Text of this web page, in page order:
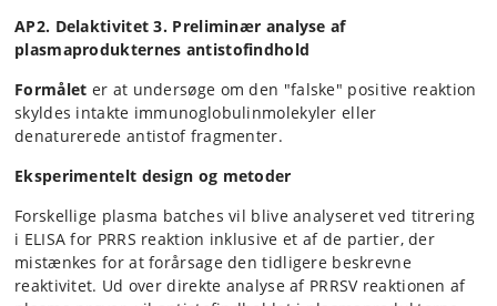
AP2. Delaktivitet 3. Preliminær analyse af
plasmaprodukternes antistofindhold
Formålet er at undersøge om den "falske" positive reaktion
skyldes intakte immunoglobulinmolekyler eller
denaturerede antistof fragmenter.
Eksperimentelt design og metoder
Forskellige plasma batches vil blive analyseret ved titrering
i ELISA for PRRS reaktion inklusive et af de partier, der
mistænkes for at forårsage den tidligere beskrevne
reaktivitet. Ud over direkte analyse af PRRSV reaktionen af